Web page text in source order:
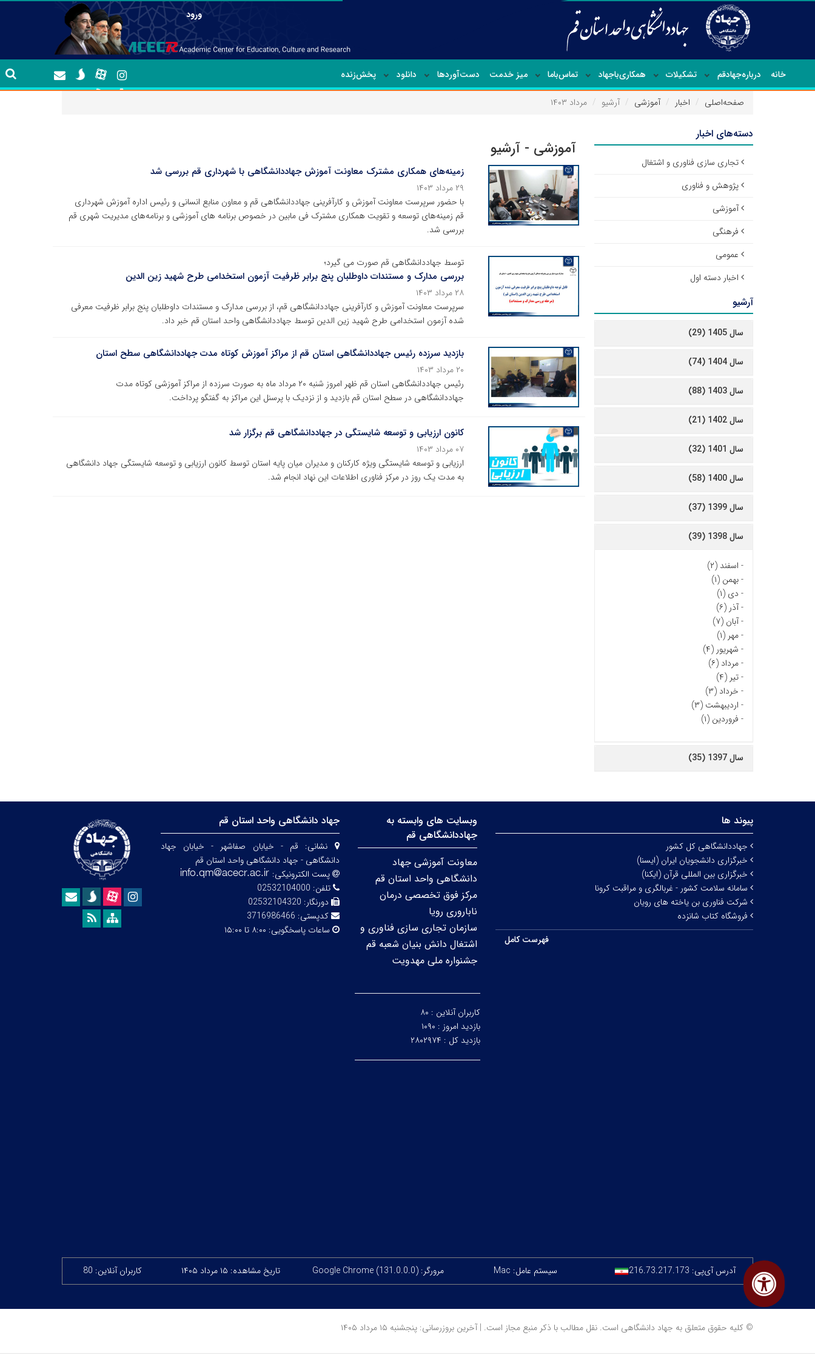
ورود
خانه درباره‌جهاد‌قم تشکیلات همکاری‌باجهاد تماس‌با‌ما میز خدمت دست‌آوردها دانلود پخش‌زنده
صفحه‌اصلی اخبار آموزشی آرشیو مرداد ۱۴۰۳
آموزشی - آرشیو
زمینه‌های همکاری مشترک معاونت آموزش جهاددانشگاهی با شهرداری قم بررسی شد
۲۹ مرداد ۱۴۰۳
با حضور سرپرست معاونت آموزش و کارآفرینی جهاددانشگاهی قم و معاون منابع انسانی و رئیس اداره آموزش شهرداری
قم زمینه‌های توسعه و تقویت همکاری مشترک فی مابین در خصوص برنامه های آموزشی و برنامه‌های مدیریت شهری قم
بررسی شد.
توسط جهاددانشگاهی قم صورت می گیرد؛
بررسی مدارک و مستندات داوطلبان پنج برابر ظرفیت آزمون استخدامی طرح شهید زین الدین
۲۸ مرداد ۱۴۰۳
سرپرست معاونت آموزش و کارآفرینی جهاددانشگاهی قم، از بررسی مدارک و مستندات داوطلبان پنج برابر ظرفیت معرفی
شده آزمون استخدامی طرح شهید زین الدین توسط جهاددانشگاهی واحد استان قم خبر داد.
بازدید سرزده رئیس جهاددانشگاهی استان قم از مراکز آموزش کوتاه مدت جهاددانشگاهی سطح استان
۲۰ مرداد ۱۴۰۳
رئیس جهاددانشگاهی استان قم ظهر امروز شنبه ۲۰ مرداد ماه به صورت سرزده از مراکز آموزشی کوتاه مدت
جهاددانشگاهی در سطح استان قم بازدید و از نزدیک با پرسنل این مراکز به گفتگو پرداخت.
کانون ارزیابی و توسعه شایستگی در جهاددانشگاهی قم برگزار شد
۰۷ مرداد ۱۴۰۳
ارزیابی و توسعه شایستگی ویژه کارکنان و مدیران میان پایه استان توسط کانون ارزیابی و توسعه شایستگی جهاد دانشگاهی
به مدت یک روز در مرکز فناوری اطلاعات این نهاد انجام شد.
دسته‌های اخبار
تجاری سازی فناوری و اشتغال
پژوهش و فناوری
آموزشی
فرهنگی
عمومی
اخبار دسته اول
آرشیو
سال 1405 (29)
سال 1404 (74)
سال 1403 (88)
سال 1402 (21)
سال 1401 (32)
سال 1400 (58)
سال 1399 (37)
سال 1398 (39)
- اسفند (۲)
-بهمن (۱)
- دی (۱)
-آذر (۶)
-آبان (۷)
-مهر (۱)
- شهریور (۴)
-مرداد (۶)
-تیر (۴)
- خرداد (۳)
- اردیبهشت (۳)
- فروردین (۱)
سال 1397 (35)
پیوند ها
جهاددانشگاهی کل کشور
خبرگزاری دانشجویان ایران (ایسنا)
خبرگزاری بین المللی قرآن (ایکنا)
سامانه سلامت کشور - غربالگری و مراقبت کرونا
شرکت فناوری بن یاخته های رویان
فروشگاه کتاب شانزده
فهرست کامل
وبسایت های وابسته به
جهاددانشگاهی قم
معاونت آموزشی جهاد
دانشگاهی واحد استان قم
مرکز فوق تخصصی درمان
ناباروری رویا
سازمان تجاری سازی فناوری و
اشتغال دانش بنیان شعبه قم
جشنواره ملی مهدویت
کاربران آنلاین : ۸۰
بازدید امروز : ۱۰۹۰
بازدید کل : ۲۸۰۲۹۷۴
جهاد دانشگاهی واحد استان قم
نشانی: قم - خیابان صفاشهر - خیابان جهاد
دانشگاهی - جهاد دانشگاهی واحد استان قم
پست الکترونیکی:
تلفن: 02532104000
دورنگار: 02532104320
کدپستی: 3716986466
ساعات پاسخگویی: ۸:۰۰ تا ۱۵:۰۰
آدرس آی‌پی: 216.73.217.173 سیستم عامل: Mac مرورگر: Google Chrome (131.0.0.0) تاریخ مشاهده: ۱۵ مرداد ۱۴۰۵ کاربران آنلاین: 80
© کلیه حقوق متعلق به جهاد دانشگاهی است. نقل مطالب با ذکر منبع مجاز است. | آخرین بروزرسانی: پنجشنبه ۱۵ مرداد ۱۴۰۵